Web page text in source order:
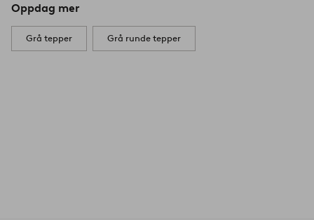
Oppdag mer
Grå tepper Grå runde tepper